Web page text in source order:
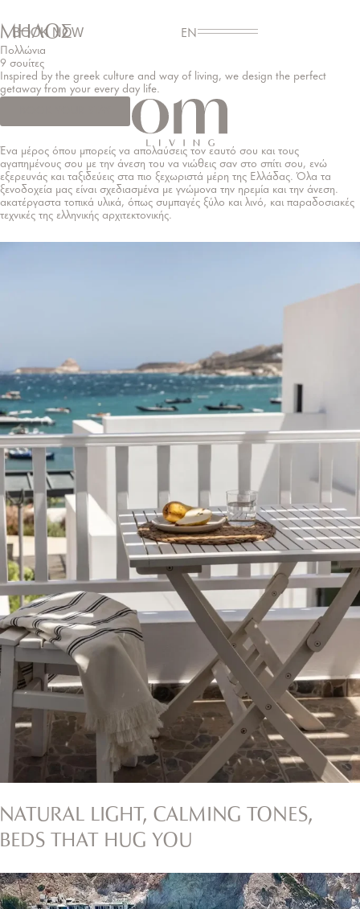
BOOK NOW EN
ΜΉΛΟΣ
Πολλώνια
9 σουίτες
Inspired by the greek culture and way of living, we design the perfect
getaway from your every day life.
Ένα μέρος όπου μπορείς να απολαύσεις τον εαυτό σου και τους
αγαπημένους σου με την άνεση του να νιώθεις σαν στο σπίτι σου, ενώ
εξερευνάς και ταξιδεύεις στα πιο ξεχωριστά μέρη της Ελλάδας. Όλα τα
ξενοδοχεία μας είναι σχεδιασμένα με γνώμονα την ηρεμία και την άνεση.
ακατέργαστα τοπικά υλικά, όπως συμπαγές ξύλο και λινό, και παραδοσιακές
τεχνικές της ελληνικής αρχιτεκτονικής.
NATURAL LIGHT, CALMING TONES,
BEDS THAT HUG YOU